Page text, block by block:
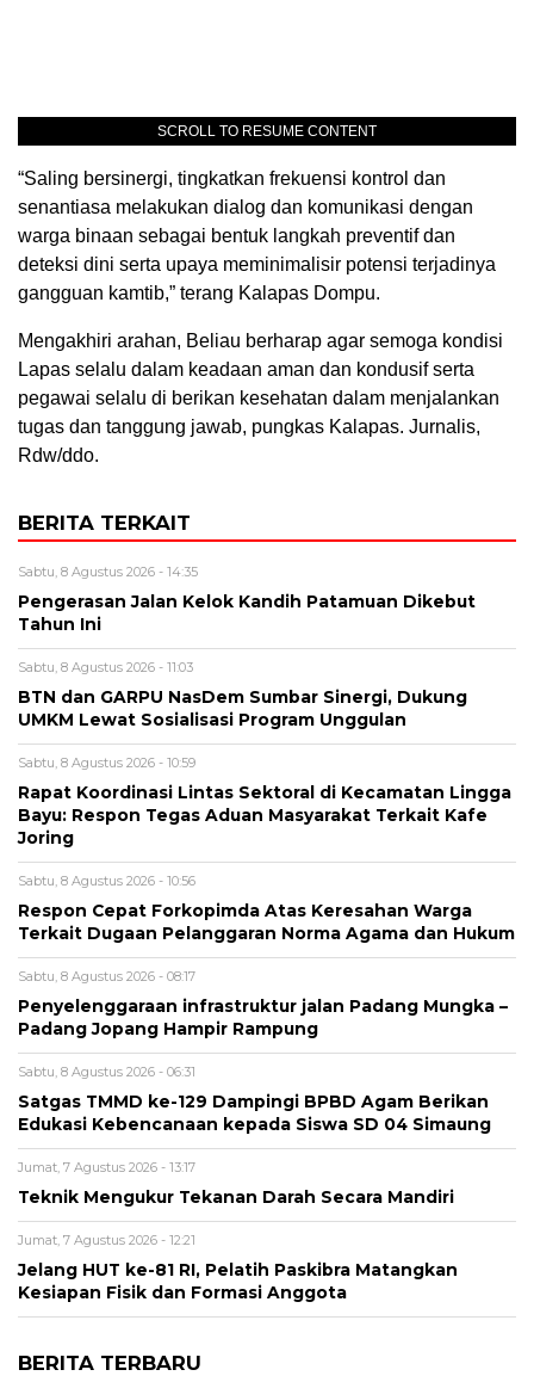
SCROLL TO RESUME CONTENT
“Saling bersinergi, tingkatkan frekuensi kontrol dan
senantiasa melakukan dialog dan komunikasi dengan
warga binaan sebagai bentuk langkah preventif dan
deteksi dini serta upaya meminimalisir potensi terjadinya
gangguan kamtib,” terang Kalapas Dompu.
Mengakhiri arahan, Beliau berharap agar semoga kondisi
Lapas selalu dalam keadaan aman dan kondusif serta
pegawai selalu di berikan kesehatan dalam menjalankan
tugas dan tanggung jawab, pungkas Kalapas. Jurnalis,
Rdw/ddo.
BERITA TERKAIT
Sabtu, 8 Agustus 2026 - 14:35
Pengerasan Jalan Kelok Kandih Patamuan Dikebut
Tahun Ini
Sabtu, 8 Agustus 2026 - 11:03
BTN dan GARPU NasDem Sumbar Sinergi, Dukung
UMKM Lewat Sosialisasi Program Unggulan
Sabtu, 8 Agustus 2026 - 10:59
Rapat Koordinasi Lintas Sektoral di Kecamatan Lingga
Bayu: Respon Tegas Aduan Masyarakat Terkait Kafe
Joring
Sabtu, 8 Agustus 2026 - 10:56
Respon Cepat Forkopimda Atas Keresahan Warga
Terkait Dugaan Pelanggaran Norma Agama dan Hukum
Sabtu, 8 Agustus 2026 - 08:17
Penyelenggaraan infrastruktur jalan Padang Mungka –
Padang Jopang Hampir Rampung
Sabtu, 8 Agustus 2026 - 06:31
Satgas TMMD ke-129 Dampingi BPBD Agam Berikan
Edukasi Kebencanaan kepada Siswa SD 04 Simaung
Jumat, 7 Agustus 2026 - 13:17
Teknik Mengukur Tekanan Darah Secara Mandiri
Jumat, 7 Agustus 2026 - 12:21
Jelang HUT ke-81 RI, Pelatih Paskibra Matangkan
Kesiapan Fisik dan Formasi Anggota
BERITA TERBARU